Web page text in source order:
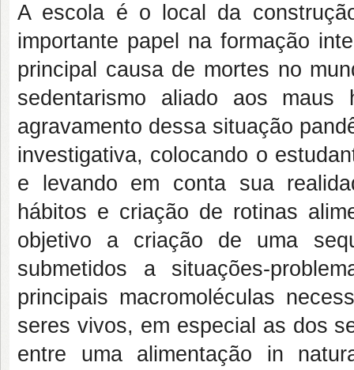
A escola é o local da
importante papel na formação
principal causa de mortes no
sedentarismo aliado aos maus
agravamento dessa situação
investigativa, colocando o
e levando em conta sua
hábitos e criação de rotinas
objetivo a criação de uma
submetidos a situações-
principais macromoléculas
seres vivos, em especial as dos
entre uma alimentação in